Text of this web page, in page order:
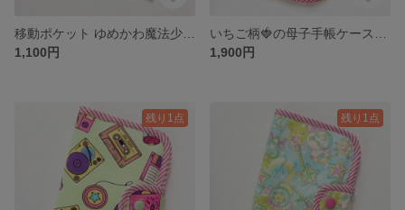
1,100円
1,900円
残り1点 残り1点